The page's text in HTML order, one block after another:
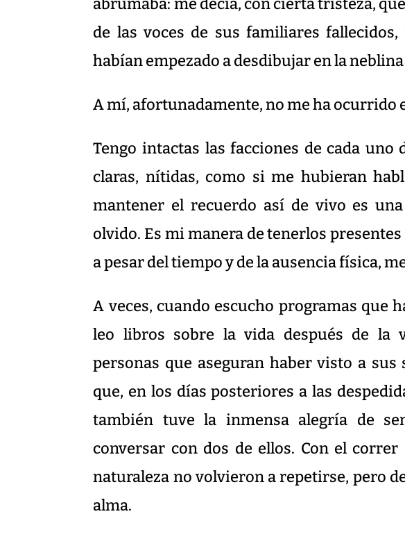
abrumaba: me decía, con cierta tristeza,
de las voces de sus familiares
habían empezado a desdibujar en la
A mí, afortunadamente, no me ha ocurrido
Tengo intactas las facciones de cada uno
claras, nítidas, como si me hubieran
mantener el recuerdo así de vivo es
olvido. Es mi manera de tenerlos
a pesar del tiempo y de la ausencia física,
A veces, cuando escucho programas que
leo libros sobre la vida después de la
personas que aseguran haber visto a
que, en los días posteriores a las
también tuve la inmensa alegría de
conversar con dos de ellos. Con el
naturaleza no volvieron a repetirse, pero
alma.